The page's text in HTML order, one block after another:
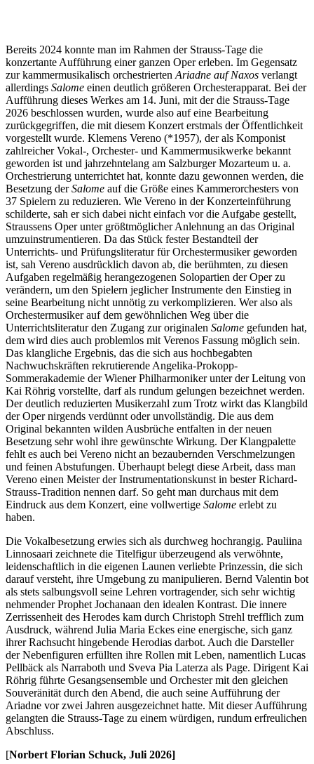
Bereits 2024 konnte man im Rahmen der Strauss-Tage die
konzertante Aufführung einer ganzen Oper erleben. Im Gegensatz
zur kammermusikalisch orchestrierten Ariadne auf Naxos verlangt
allerdings Salome einen deutlich größeren Orchesterapparat. Bei der
Aufführung dieses Werkes am 14. Juni, mit der die Strauss-Tage
2026 beschlossen wurden, wurde also auf eine Bearbeitung
zurückgegriffen, die mit diesem Konzert erstmals der Öffentlichkeit
vorgestellt wurde. Klemens Vereno (*1957), der als Komponist
zahlreicher Vokal-, Orchester- und Kammermusikwerke bekannt
geworden ist und jahrzehntelang am Salzburger Mozarteum u. a.
Orchestrierung unterrichtet hat, konnte dazu gewonnen werden, die
Besetzung derSalome auf die Größe eines Kammerorchesters von
37 Spielern zu reduzieren. Wie Vereno in der Konzerteinführung
schilderte, sah er sich dabei nicht einfach vor die Aufgabe gestellt,
Straussens Oper unter größtmöglicher Anlehnung an das Original
umzuinstrumentieren. Da das Stück fester Bestandteil der
Unterrichts- und Prüfungsliteratur für Orchestermusiker geworden
ist, sah Vereno ausdrücklich davon ab, die berühmten, zu diesen
Aufgaben regelmäßig herangezogenen Solopartien der Oper zu
verändern, um den Spielern jeglicher Instrumente den Einstieg in
seine Bearbeitung nicht unnötig zu verkomplizieren. Wer also als
Orchestermusiker auf dem gewöhnlichen Weg über die
Unterrichtsliteratur den Zugang zur originalen Salome gefunden hat,
dem wird dies auch problemlos mit Verenos Fassung möglich sein.
Das klangliche Ergebnis, das die sich aus hochbegabten
Nachwuchskräften rekrutierende Angelika-Prokopp-
Sommerakademie der Wiener Philharmoniker unter der Leitung von
Kai Röhrig vorstellte, darf als rundum gelungen bezeichnet werden.
Der deutlich reduzierten Musikerzahl zum Trotz wirkt das Klangbild
der Oper nirgends verdünnt oder unvollständig. Die aus dem
Original bekannten wilden Ausbrüche entfalten in der neuen
Besetzung sehr wohl ihre gewünschte Wirkung. Der Klangpalette
fehlt es auch bei Vereno nicht an bezaubernden Verschmelzungen
und feinen Abstufungen. Überhaupt belegt diese Arbeit, dass man
Vereno einen Meister der Instrumentationskunst in bester Richard-
Strauss-Tradition nennen darf. So geht man durchaus mit dem
Eindruck aus dem Konzert, eine vollwertige Salome erlebt zu
haben.
Die Vokalbesetzung erwies sich als durchweg hochrangig. Pauliina
Linnosaari zeichnete die Titelfigur überzeugend als verwöhnte,
leidenschaftlich in die eigenen Launen verliebte Prinzessin, die sich
darauf versteht, ihre Umgebung zu manipulieren. Bernd Valentin bot
als stets salbungsvoll seine Lehren vortragender, sich sehr wichtig
nehmender Prophet Jochanaan den idealen Kontrast. Die innere
Zerrissenheit des Herodes kam durch Christoph Strehl trefflich zum
Ausdruck, während Julia Maria Eckes eine energische, sich ganz
ihrer Rachsucht hingebende Herodias darbot. Auch die Darsteller
der Nebenfiguren erfüllten ihre Rollen mit Leben, namentlich Lucas
Pellbäck als Narraboth und Sveva Pia Laterza als Page. Dirigent Kai
Röhrig führte Gesangsensemble und Orchester mit den gleichen
Souveränität durch den Abend, die auch seine Aufführung der
Ariadne vor zwei Jahren ausgezeichnet hatte. Mit dieser Aufführung
gelangten die Strauss-Tage zu einem würdigen, rundum erfreulichen
Abschluss.
[Norbert Florian Schuck, Juli 2026]